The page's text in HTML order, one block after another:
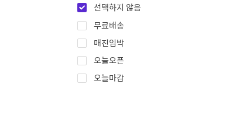
선택하지 않음
무료배송
매진임박
오늘오픈
오늘마감